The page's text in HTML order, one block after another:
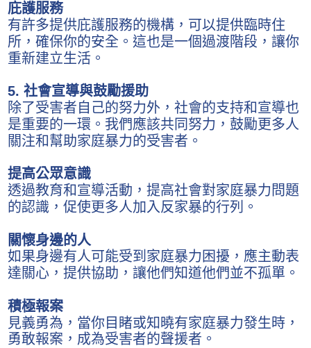
庇護服務
有許多提供庇護服務的機構，可以提供臨時住
所，確保你的安全。這也是一個過渡階段，讓你
重新建立生活。
5. 社會宣導與鼓勵援助
除了受害者自己的努力外，社會的支持和宣導也
是重要的一環。我們應該共同努力，鼓勵更多人
關注和幫助家庭暴力的受害者。
提高公眾意識
透過教育和宣導活動，提高社會對家庭暴力問題
的認識，促使更多人加入反家暴的行列。
關懷身邊的人
如果身邊有人可能受到家庭暴力困擾，應主動表
達關心，提供協助，讓他們知道他們並不孤單。
積極報案
見義勇為，當你目睹或知曉有家庭暴力發生時，
勇敢報案，成為受害者的聲援者。